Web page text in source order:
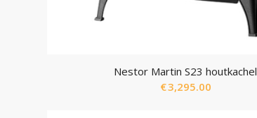
Nestor Martin S23 houtkachel
€3,295.00